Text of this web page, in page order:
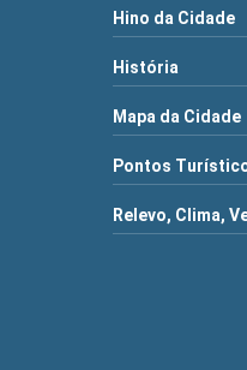
Hino da Cidade
História
Mapa da Cidade
Pontos
Relevo, Clima,